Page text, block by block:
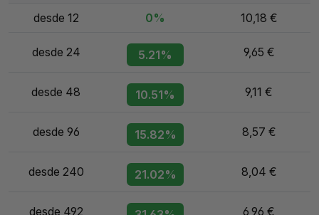
desde 12 0% 10,18 €
desde 24 5.21% 9,65 €
desde 48 10.51% 9,11 €
desde 96 15.82% 8,57 €
desde 240 21.02% 8,04 €
desde 492 6,96 €